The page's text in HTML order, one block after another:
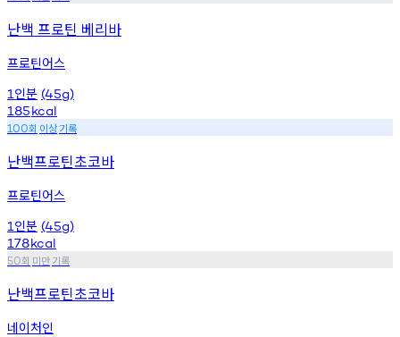
난백 프로틴 베리바
프로틴어스
1 인분 (45g)
185kcal
100회 이상기록
난백프로틴초코바
프로틴어스
1 인분 (45g)
178kcal
50회 미만기록
난백프로틴초코바
네이처인